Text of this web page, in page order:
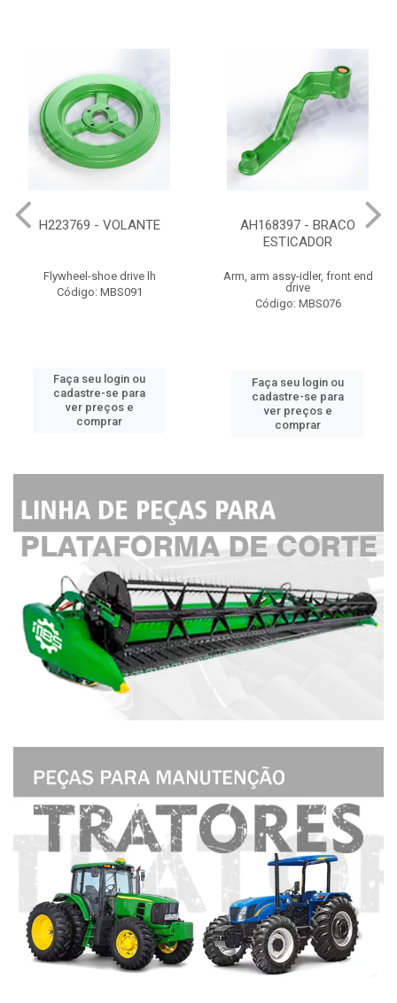
H223769 - VOLANTE
Flywheel-shoe drive lh
Código: MBS091
Faça seu login ou
cadastre-se para
ver preços e
comprar
AH168397 - BRACO
ESTICADOR
Arm, arm assy-idler, front end
drive
Código: MBS076
Faça seu login ou
cadastre-se para
ver preços e
comprar